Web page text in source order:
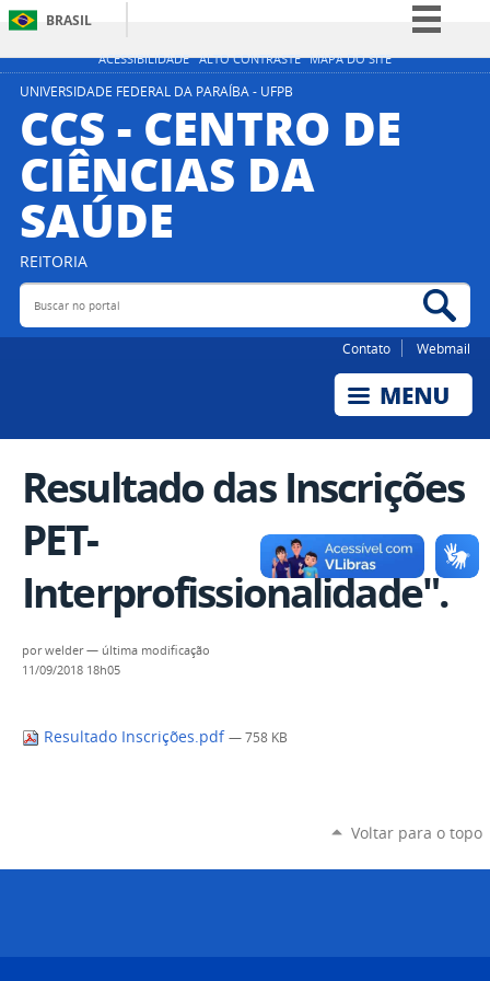
ACESSIBILIDADE ALTO CONTRASTE MAPA DO SITE
BRASIL
Simplifique!
Participe
Acesso à informação
Legislação
UNIVERSIDADE FEDERAL DA PARAÍBA - UFPB
CCS - CENTRO DE
CIÊNCIAS DA
SAÚDE
REITORIA
Buscar no portal
Contato Webmail
Resultado das Inscrições
PET-
Interprofissionalidade".
porwelder— última modificação
11/09/2018 18h05
Resultado Inscrições.pdf — 758 KB
Voltar para o topo